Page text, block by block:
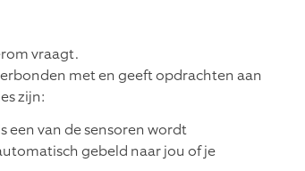
vraagt.
met en geeft opdrachten aan
zijn:
een van de sensoren wordt
gebeld naar jou of je